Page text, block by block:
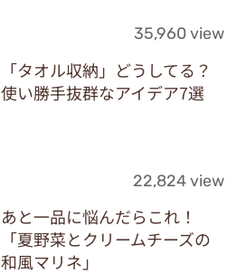
35,960 view
「タオル収納」どうしてる？
使い勝手抜群なアイデア7選
22,824 view
あと一品に悩んだらこれ！
「夏野菜とクリームチーズの
和風マリネ」